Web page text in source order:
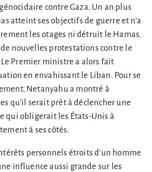
contre Gaza. Un an plus
atteint ses objectifs de guerre et n’a
les otages ni détruit le Hamas.
nouvelles protestations contre le
Premier ministre a alors fait
en envahissant le Liban. Pour se
Netanyahu a montré à
qu’il serait prêt à déclencher une
qui obligerait les États-Unis à
à ses côtés.
personnels étroits d’un homme
influence aussi grande sur les